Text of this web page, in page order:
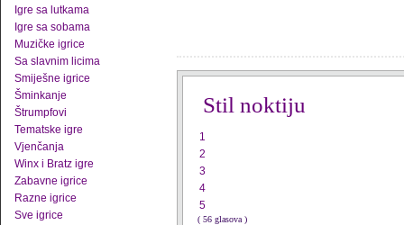
Igre sa lutkama
Igre sa sobama
Muzičke igrice
Sa slavnim licima
Smiješne igrice
Šminkanje
Štrumpfovi
Tematske igre
Vjenčanja
Winx i Bratz igre
Zabavne igrice
Razne igrice
Sve igrice
Stil noktiju
1
2
3
4
5
( 56 glasova )